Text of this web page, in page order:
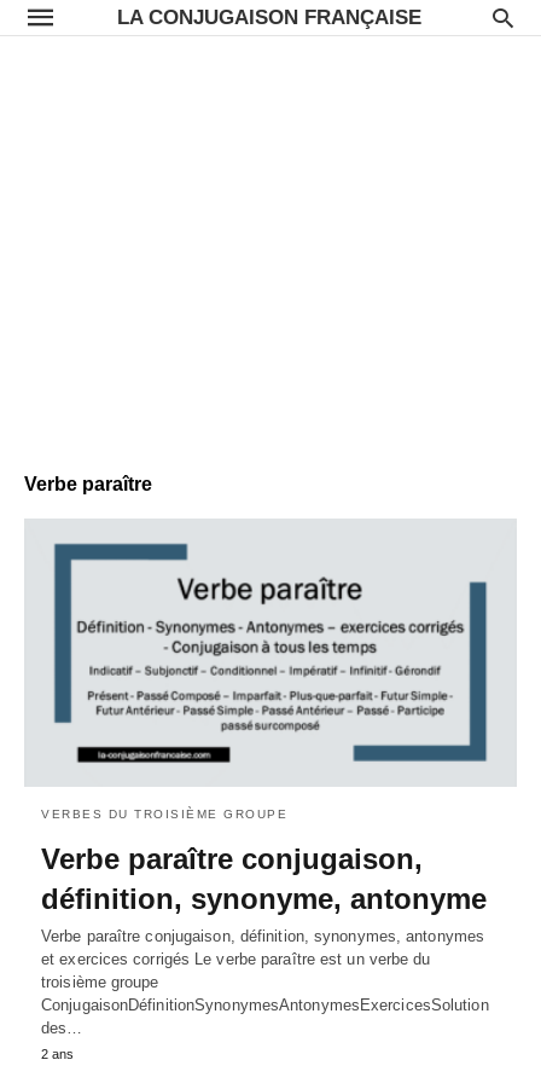
LA CONJUGAISON FRANÇAISE
Verbe paraître
VERBES DU TROISIÈME GROUPE
Verbe paraître conjugaison,
définition, synonyme, antonyme
Verbe paraître conjugaison, définition, synonymes, antonymes
et exercices corrigés Le verbe paraître est un verbe du
troisième groupe
ConjugaisonDéfinitionSynonymesAntonymesExercicesSolution
des…
2 ans